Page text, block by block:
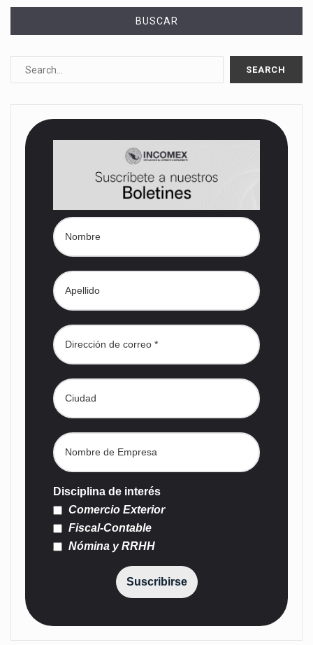
BUSCAR
Disciplina de interés
Comercio Exterior
Fiscal-Contable
Nómina y RRHH
Suscribirse